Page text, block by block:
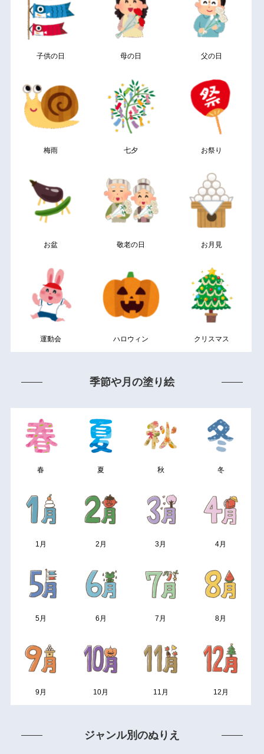
子供の日 母の日 父の日
梅雨 七夕 お祭り
お盆 敬老の日 お月見
運動会 ハロウィン クリスマス
季節や月の塗り絵
春 夏 秋 冬
1月 2月 3月 4月
5月 6月 7月 8月
9月 10月 11月 12月
ジャンル別のぬりえ